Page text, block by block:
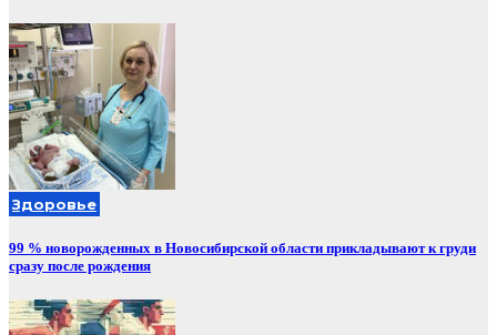
Здоровье
99 % новорожденных в Новосибирской области прикладывают к груди
сразу после рождения